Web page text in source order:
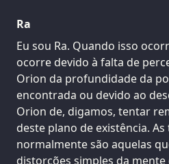
Ra
Eu sou Ra. Quando isso
ocorre devido à falta de
Orion da profundidade da
encontrada ou devido ao
Orion de, digamos, tentar
deste plano de existência.
normalmente são aquelas
distorções simples da